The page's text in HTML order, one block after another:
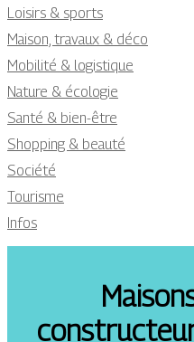
Loisirs & sports
Maison, travaux & déco
Mobilité & logistique
Nature & écologie
Santé & bien-être
Shopping & beauté
Société
Tourisme
Infos